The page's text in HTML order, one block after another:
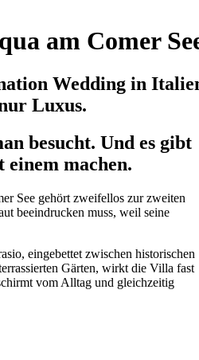
am Comer
Wedding in
Luxus.
besucht. Und es gibt
einem machen.
See gehört zweifellos zur zweiten
beeindrucken muss, weil seine
eingebettet zwischen historischen
Gärten, wirkt die Villa fast
vom Alltag und gleichzeitig